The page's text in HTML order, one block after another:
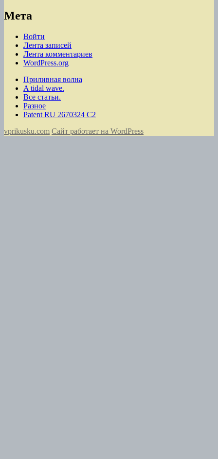
Мета
Войти
Лента записей
Лента комментариев
WordPress.org
Приливная волна
A tidal wave.
Все статьи.
Разное
Patent RU 2670324 C2
vprikusku.com Сайт работает на WordPress